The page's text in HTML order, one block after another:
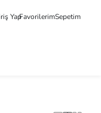
YapFavorilerimSepetim